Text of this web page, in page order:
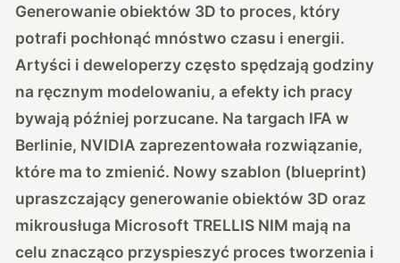
Generowanie obiektów 3D to proces, który
potrafi pochłonąć mnóstwo czasu i energii.
Artyści i deweloperzy często spędzają godziny
na ręcznym modelowaniu, a efekty ich pracy
bywają później porzucane. Na targach IFA w
Berlinie, NVIDIA zaprezentowała rozwiązanie,
które ma to zmienić. Nowy szablon (blueprint)
upraszczający generowanie obiektów 3D oraz
mikrousługa Microsoft TRELLIS NIM mają na
celu znacząco przyspieszyć proces tworzenia i